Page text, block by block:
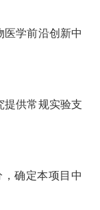
医学前沿创新中
提供常规实验支
确定本项目中